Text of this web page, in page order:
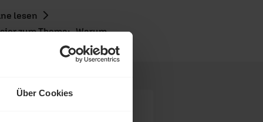
Über Cookies
lesen
zum Thema: „Warum